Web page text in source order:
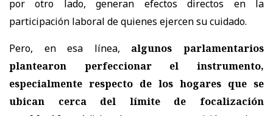
por otro lado, generan efectos directos en la
participación laboral de quienes ejercen su cuidado.
Pero, en esa línea, algunos parlamentarios
plantearon perfeccionar el instrumento,
especialmente respecto de los hogares que se
ubican cerca del límite de focalización